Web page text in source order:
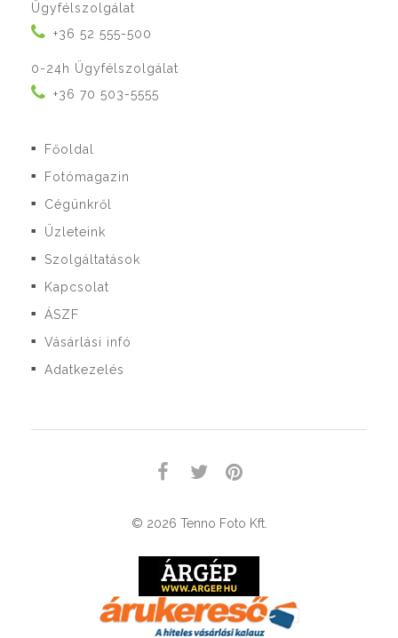
Ügyfélszolgálat
+36 52 555-500
0-24h Ügyfélszolgálat
+36 70 503-5555
■ Főoldal
■ Fotómagazin
■ Cégünkről
■ Üzleteink
■ Szolgáltatások
■ Kapcsolat
■ ÁSZF
■ Vásárlási infó
■ Adatkezelés
© 2026 Tenno Foto Kft.